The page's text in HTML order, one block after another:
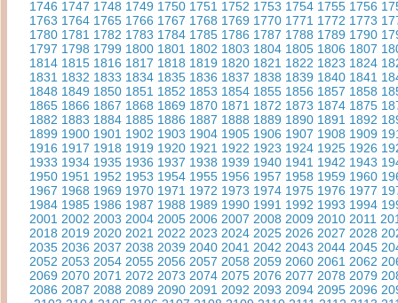
1746 1747 1748 1749 1750 1751 1752 1753 1754 1755 1756
1763 1764 1765 1766 1767 1768 1769 1770 1771 1772 1773
1780 1781 1782 1783 1784 1785 1786 1787 1788 1789 1790
1797 1798 1799 1800 1801 1802 1803 1804 1805 1806 1807
1814 1815 1816 1817 1818 1819 1820 1821 1822 1823 1824
1831 1832 1833 1834 1835 1836 1837 1838 1839 1840 1841
1848 1849 1850 1851 1852 1853 1854 1855 1856 1857 1858
1865 1866 1867 1868 1869 1870 1871 1872 1873 1874 1875
1882 1883 1884 1885 1886 1887 1888 1889 1890 1891 1892
1899 1900 1901 1902 1903 1904 1905 1906 1907 1908 1909
1916 1917 1918 1919 1920 1921 1922 1923 1924 1925 1926
1933 1934 1935 1936 1937 1938 1939 1940 1941 1942 1943
1950 1951 1952 1953 1954 1955 1956 1957 1958 1959 1960
1967 1968 1969 1970 1971 1972 1973 1974 1975 1976 1977
1984 1985 1986 1987 1988 1989 1990 1991 1992 1993 1994
2001 2002 2003 2004 2005 2006 2007 2008 2009 2010 2011
2018 2019 2020 2021 2022 2023 2024 2025 2026 2027 2028
2035 2036 2037 2038 2039 2040 2041 2042 2043 2044 2045
2052 2053 2054 2055 2056 2057 2058 2059 2060 2061 2062
2069 2070 2071 2072 2073 2074 2075 2076 2077 2078 2079
2086 2087 2088 2089 2090 2091 2092 2093 2094 2095 2096